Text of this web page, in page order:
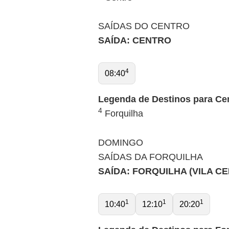
SAÍDAS DO CENTRO
SAÍDA: CENTRO
08:404
Legenda de Destinos para
4 Forquilha
DOMINGO
SAÍDAS DA FORQUILHA
SAÍDA: FORQUILHA (VILA
10:401 12:101 20:201